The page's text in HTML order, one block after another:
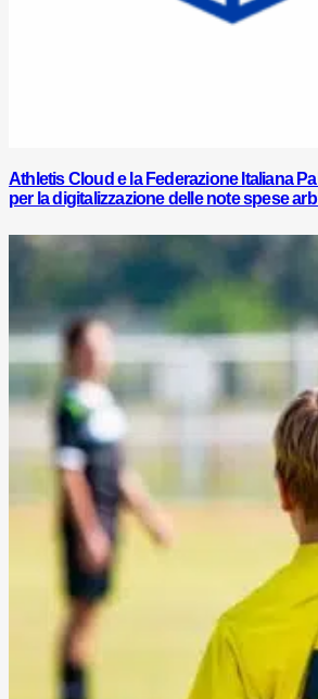
Athletis Cloud e la Federazione Italiana
per la digitalizzazione delle note spese